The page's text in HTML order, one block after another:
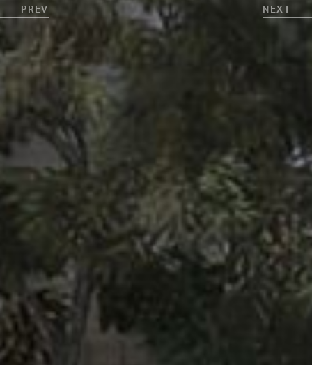
PREV NEXT